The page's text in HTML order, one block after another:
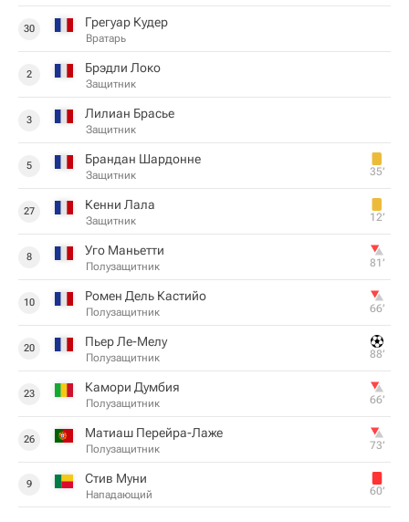
30 Грегуар Кудер
Вратарь
2 Брэдли Локо
Защитник
3 Лилиан Брасье
Защитник
5 Брандан Шардонне
Защитник 35‎’‎
27 Кенни Лала
Защитник 12‎’‎
8 Уго Маньетти
Полузащитник 81‎’‎
10 Ромен Дель Кастийо
Полузащитник 66‎’‎
20 Пьер Ле-Мелу
Полузащитник 88‎’‎
23 Камори Думбия
Полузащитник 66‎’‎
26 Матиаш Перейра-Лаже
Полузащитник 73‎’‎
9 Стив Муни
Нападающий 60‎’‎